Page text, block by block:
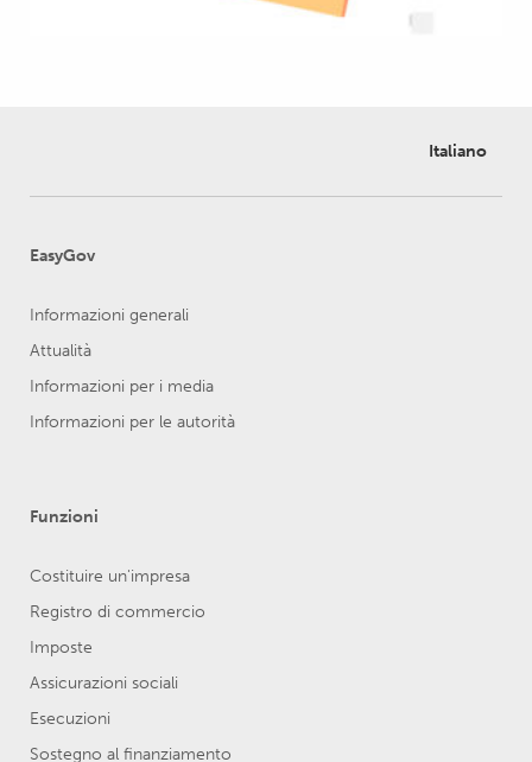
Italiano
EasyGov
Informazioni generali
Attualità
Informazioni per i media
Informazioni per le autorità
Funzioni
Costituire un'impresa
Registro di commercio
Imposte
Assicurazioni sociali
Esecuzioni
Sostegno al finanziamento